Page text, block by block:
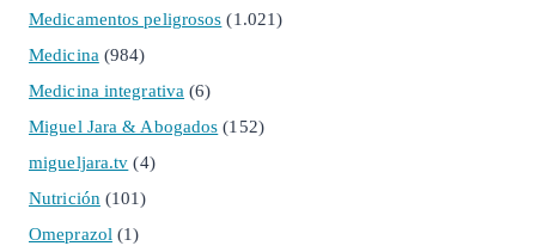
Medicamentos peligrosos (1.021)
Medicina(984)
Medicina integrativa (6)
Miguel Jara & Abogados (152)
migueljara.tv (4)
Nutrición(101)
Omeprazol(1)